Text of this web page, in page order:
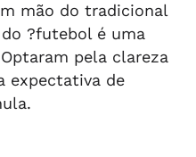
mão do tradicional
?futebol é uma
pela clareza
expectativa de